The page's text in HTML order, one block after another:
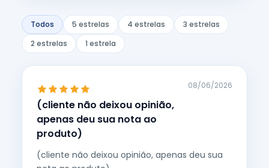
Todos 5 estrelas 4 estrelas
3 estrelas
2 estrelas
1 estrela
(cliente não deixou opinião,
apenas deu sua nota ao
produto)
08/06/2026
(cliente não deixou opinião, apenas deu sua